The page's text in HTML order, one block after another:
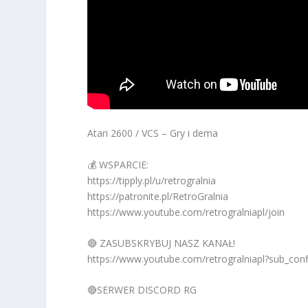
Atari 2600 / VCS – Gry i dema
💰 WSPARCIE:
https://tipply.pl/u/retrogralnia
https://patronite.pl/RetroGralnia
https://www.youtube.com/retrogralniapl/join
🔴 ZASUBSKRYBUJ NASZ KANAŁ!
https://www.youtube.com/
🔴SERWER DISCORD RG